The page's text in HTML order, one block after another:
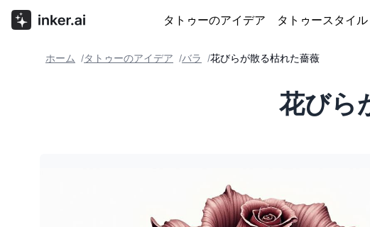
タトゥーのアイデア タトゥースタイル
ホーム /タトゥーのアイデア /バラ /花びらが散る枯れた薔薇
花びら